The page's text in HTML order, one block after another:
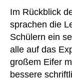
Im Rückblick
sprachen die
Schülern ein
alle auf das
großem Eifer
bessere